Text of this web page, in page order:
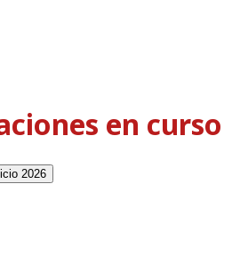
en curso
2026